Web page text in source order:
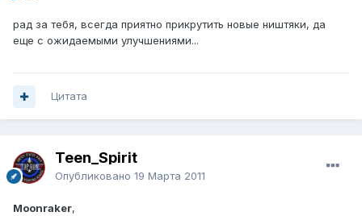
рад за тебя, всегда приятно прикрутить новые ништяки, да
еще с ожидаемыми улучшениями...
Цитата
Teen_Spirit
Опубликовано 19 Марта 2011
Moonraker,